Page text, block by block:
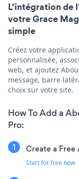
L'intégration de
votre Grace
simple
Créez votre
personnalisée,
web, et ajoutez
message, barre
choix sur votre site.
How To Add a
Pro:
Create a
Start for free now